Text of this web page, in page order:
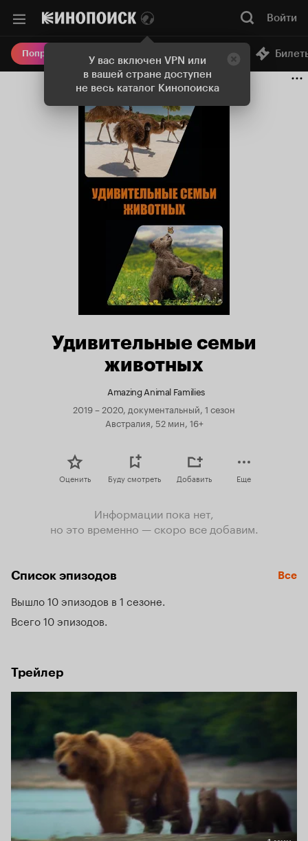
У вас включен VPN или
в вашей стране доступен
не весь каталог Кинопоиска
Войти
Попробовать Плюс Онлайн-кинотеатр
Удивительные семьи
животных
Amazing Animal Families
2019 – 2020, документальный, 1 сезон
Австралия, 52 мин, 16+
Оценить Буду смотреть Добавить Еще
Информации пока нет,
но это временно — скоро все добавим.
Список эпизодов Все
Вышло 10 эпизодов в 1 сезоне
Всего 10 эпизодов
Трейлер